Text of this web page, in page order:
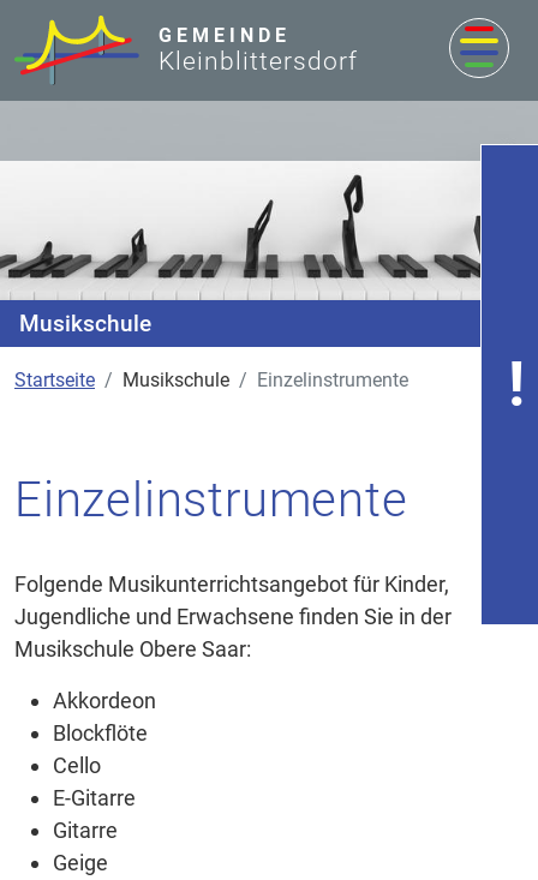
GEMEINDE
Kleinblittersdorf
Musikschule
Startseite Musikschule Einzelinstrumente
Einzelinstrumente
Folgende Musikunterrichtsangebot für Kinder,
Jugendliche und Erwachsene finden Sie in der
Musikschule Obere Saar:
Akkordeon
Blockflöte
Cello
E-Gitarre
Gitarre
Geige